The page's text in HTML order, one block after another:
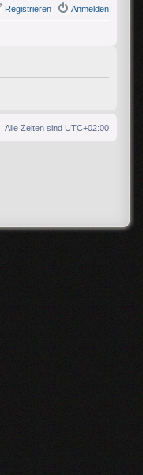
Anmelden
Registrieren
Alle Zeiten sind UTC+02:00